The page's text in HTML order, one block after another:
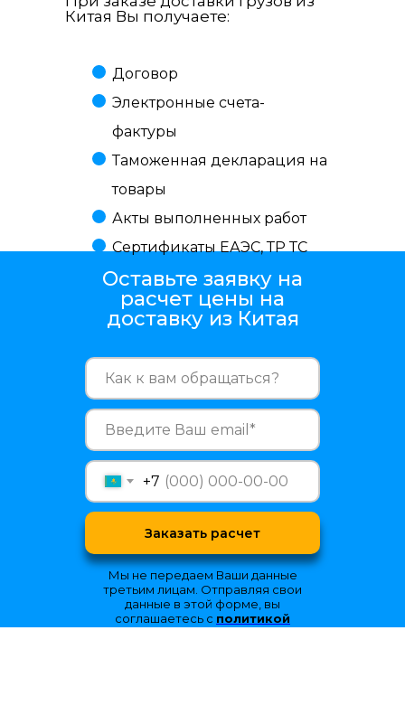
Китая Вы получаете:
Договор
Электронные счета-
фактуры
Таможенная декларация на
товары
Акты выполненных работ
Сертификаты ЕАЭС, ТР ТС
Оставьте заявку на
расчет цены на
доставку из Китая
+7
Заказать расчет
Мы не передаем Ваши данные
третьим лицам. Отправляя свои
данные в этой форме, вы
соглашаетесь с политикой